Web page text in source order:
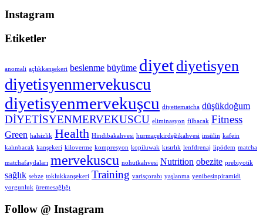
Instagram
Etiketler
anomali açlıkkanşekeri beslenme büyüme diyetdiyetisyen
diyetisyenmervekuscu
diyetisyenmervekuşcu diyettematcha düşükdoğum
DİYETİSYENMERVEKUSCU eliminasyon filbacak Fitness
Green halsizlik Health Hindibakahvesi hurmaçekirdeğikahvesi insülin kafein
kalınbacak kanşekeri kiloverme kompresyon kopiluwak kısırlık lenfdrenaj lipödem matcha
matchafaydaları mervekuscu nohutkahvesi Nutrition obezite prebiyotik
sağlık sebze toklukkanşekeri Training varisçorabı yaşlanma yenibesinpiramidi
yorgunluk üremesağlığı
Follow @ Instagram